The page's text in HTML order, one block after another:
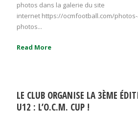
photos dans la galerie du site
internet https://ocmfootball.com/
photos...
Read More
LE CLUB ORGANISE LA 3ÈME
U12 : L’O.C.M. CUP !